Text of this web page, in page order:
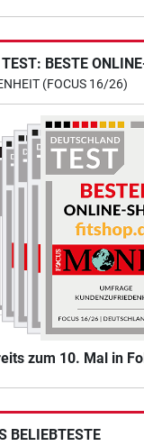
BESTE
(FOCUS 16/26)
zum 10. Mal in
BELIEBTESTE